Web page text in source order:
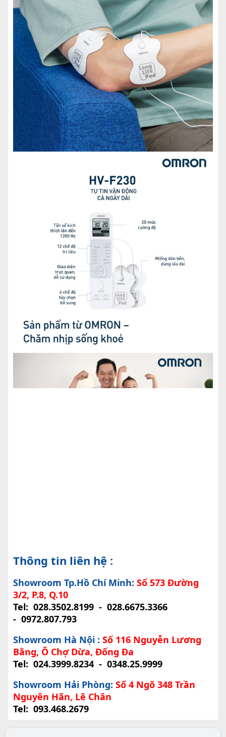
Thông tin liên hệ :
Showroom Tp.Hồ Chí Minh: Số 573 Đường
3/2, P.8, Q.10
Tel: 028.3502.8199- 028.6675.3366
- 0972.807.793
Showroom Hà Nội : Số 116 Nguyễn Lương
Bằng, Ô Chợ Dừa, Đống Đa
Tel: 024.3999.8234- 0348.25.9999
Showroom Hải Phòng: Số 4 Ngõ 348 Trần
Nguyên Hãn, Lê Chân
Tel: 093.468.2679